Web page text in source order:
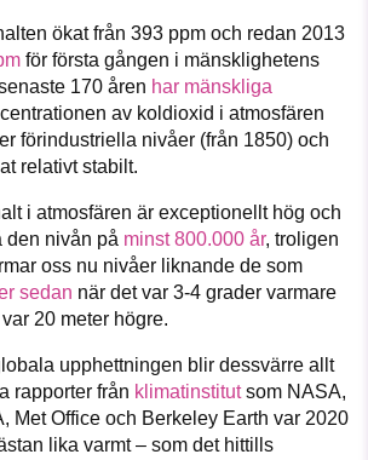
ökat från 393 ppm och redan 2013
för första gången i mänsklighetens
170 åren har mänskliga
av koldioxid i atmosfären
förindustriella nivåer (från 1850) och
relativt stabilt.
i atmosfären är exceptionellt hög och
den nivån på minst 800.000 år, troligen
oss nu nivåer liknande de som
sedan när det var 3-4 grader varmare
20 meter högre.
upphettningen blir dessvärre allt
rapporter från klimatinstitutsom NASA,
Met Office och Berkeley Earth var 2020
lika varmt – som det hittills